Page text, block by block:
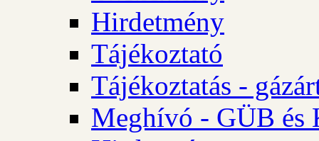
Hirdetmény
Tájékoztató
Tájékoztatás -
Meghívó - GÜB és